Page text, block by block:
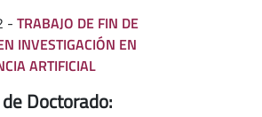
-TRABAJO DE FIN DE
INVESTIGACIÓN EN
ARTIFICIAL
Doctorado: